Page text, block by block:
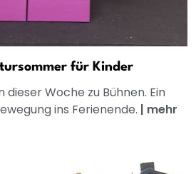
für Kinder
Woche zu Bühnen. Ein
ins Ferienende. | mehr